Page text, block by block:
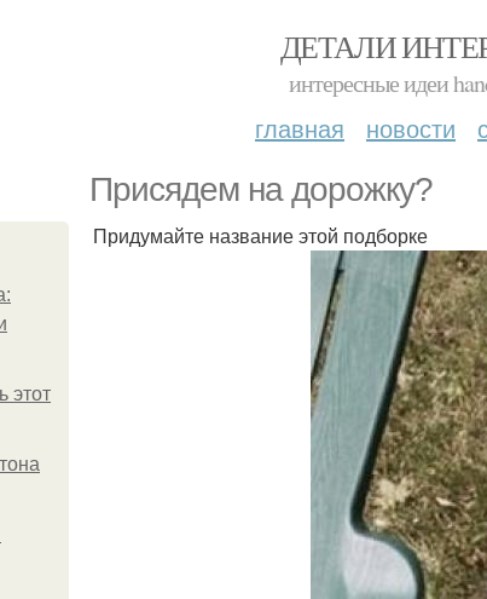
ДЕТАЛИ
интересные идеи
главная новости
Присядем на дорожку?
этот
Придумайте название этой подборке